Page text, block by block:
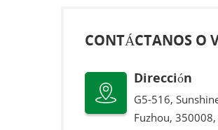
CONTÁCTANOS O
Dirección
G5-516,
Fuzhou, 350008,